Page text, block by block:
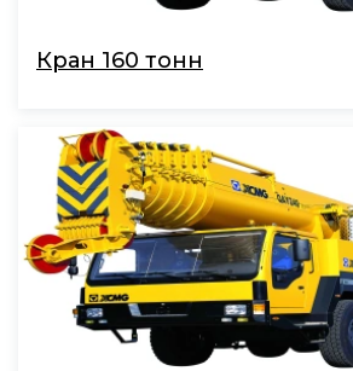
Кран 160 тонн